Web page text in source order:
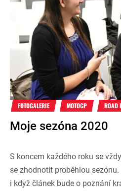
FOTOGALERIE MOTOGP ROAD
Moje sezóna 2020
S koncem každého roku se
se zhodnotit proběhlou
i když článek bude o poznání